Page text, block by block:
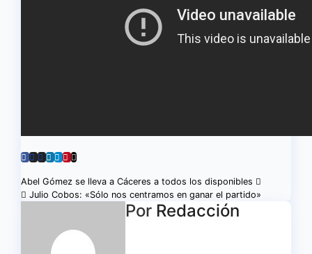
Navegación
entradas
Abel Gómez se lleva a Cáceres a todos los disponibles
Julio Cobos: «Sólo nos centramos en ganar el partido»
Por Redacción